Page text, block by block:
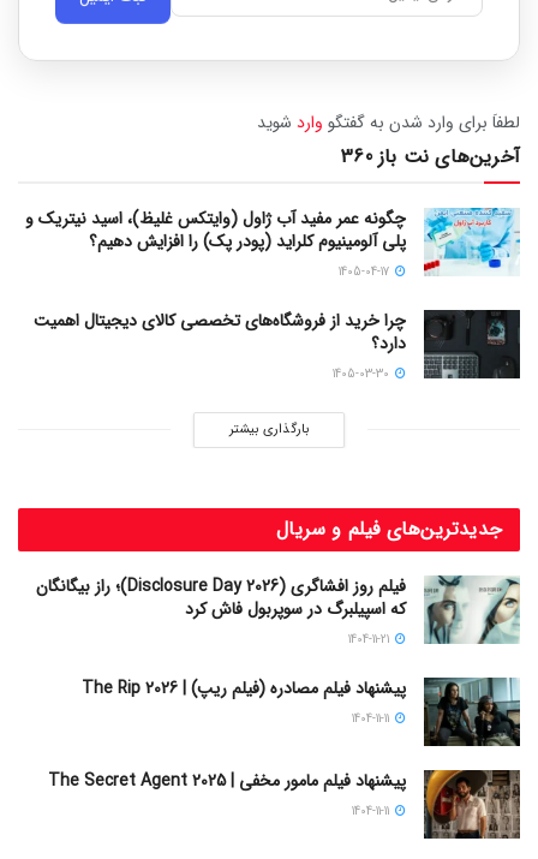
لطفاَ برای وارد شدن به گفتگو وارد شوید
آخرین‌های نت باز 360
چگونه عمر مفید آب ژاول (وایتکس غلیظ)، اسید نیتریک و
پلی آلومینیوم کلراید (پودر پک) را افزایش دهیم؟
چرا خرید از فروشگاه‌های تخصصی کالای دیجیتال اهمیت
دارد؟
بارگذاری بیشتر
جدیدترین‌های فیلم و سریال
فیلم روز افشاگری (Disclosure Day 2026)؛ راز بیگانگان
که اسپیلبرگ در سوپربول فاش کرد
پیشنهاد فیلم مصادره (فیلم ریپ) | The Rip 2026
پیشنهاد فیلم مامور مخفی | The Secret Agent 2025